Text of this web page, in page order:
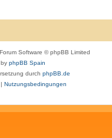
Software © phpBB Limited
phpBB Spain
durch phpBB.de
Nutzungsbedingungen